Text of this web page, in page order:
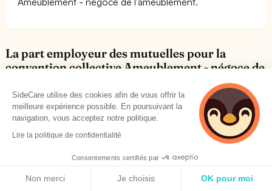
La part employeur des mutuelles pour la
convention collective Ameublement - négoce de
Outre des contraintes sur les remboursements des frais
de santé, les conventions collectives nationales
imposent d'autres contraintes pour les employeurs. Il est
important de regarder les points suivants:
cotisation totale de la complémentaire santé que
SideCare utilise des cookies afin de vous offrir la
meilleure expérience possible. En poursuivant la
navigation, vous acceptez notre politique.
Lire la politique de confidentialité
Consentements certifiés par
Non merci Je choisis OK pour moi